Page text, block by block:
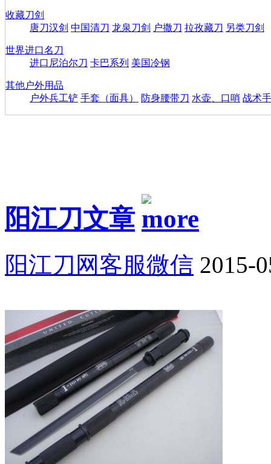
收藏刀剑
唐刀汉剑 中国清刀 龙泉刀剑 户撒刀 拉孜藏刀 另类刀剑
世界进口名刀
进口尼泊尔刀 卡巴系列 美国冷钢
其他户外用品
户外兵工铲 手套（面具） 防身腰带刀 水壶、口哨 战术
阳江刀文章
阳江刀网客服微信 2015-